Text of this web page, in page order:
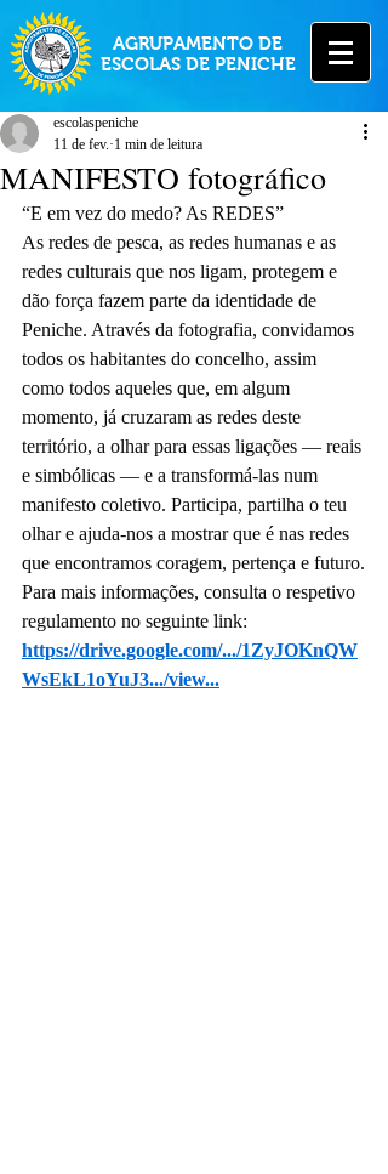
AGRUPAMENTO DE
ESCOLAS DE PENICHE
MANIFESTO fotográfico
escolaspeniche
11 de fev. 1 min de leitura
“E em vez do medo? As REDES”
As redes de pesca, as redes humanas e as
redes culturais que nos ligam, protegem e
dão força fazem parte da identidade de
Peniche. Através da fotografia, convidamos
todos os habitantes do concelho, assim
como todos aqueles que, em algum
momento, já cruzaram as redes deste
território, a olhar para essas ligações — reais
e simbólicas — e a transformá-las num
manifesto coletivo. Participa, partilha o teu
olhar e ajuda-nos a mostrar que é nas redes
que encontramos coragem, pertença e futuro.
Para mais informações, consulta o respetivo
regulamento no seguinte link:
https://drive.google.com/.../1ZyJOKnQW
WsEkL1oYuJ3.../view...